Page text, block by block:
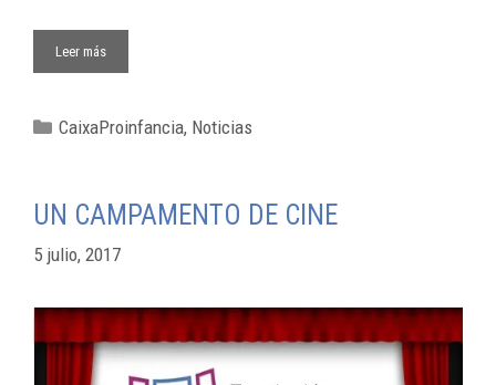
Leer más
CaixaProinfancia, Noticias
UN CAMPAMENTO DE CINE
5 julio, 2017